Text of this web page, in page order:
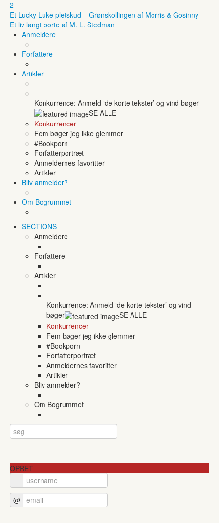
2
Et Lucky Luke pletskud – Grønskollingen af Morris & Gosinny
Et liv langt borte af M. L. Stedman
Anmeldere
Forfattere
Artikler
Konkurrence: Anmeld ‘de korte tekster’ og vind bøger
SE ALLE
Konkurrencer
Fem bøger jeg ikke glemmer
#Bookporn
Forfatterportræt
Anmeldernes favoritter
Artikler
Bliv anmelder?
Om Bogrummet
SECTIONS
Anmeldere
Forfattere
Artikler
Konkurrence: Anmeld ‘de korte tekster’ og vind
bøger
SE ALLE
Konkurrencer
Fem bøger jeg ikke glemmer
#Bookporn
Forfatterportræt
Anmeldernes favoritter
Artikler
Bliv anmelder?
Om Bogrummet
OPRET
@